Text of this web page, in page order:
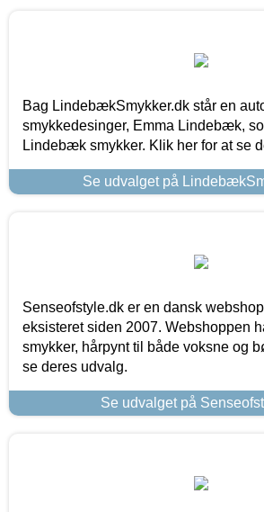
Bag LindebækSmykker.dk står en
smykkedesinger, Emma Lindebæk,
Lindebæk smykker. Klik her for at se
Se udvalget på
Senseofstyle.dk er en dansk
eksisteret siden 2007. Webshoppen
smykker, hårpynt til både voksne og
se deres udvalg.
Se udvalget på